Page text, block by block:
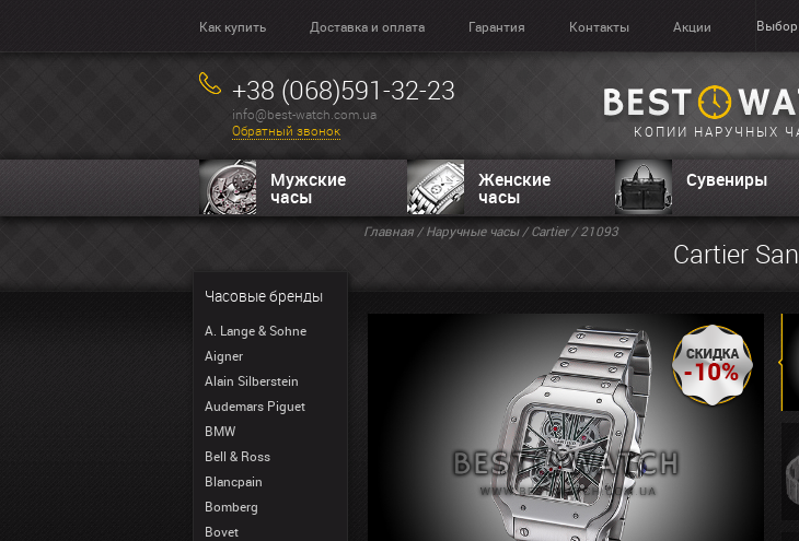
Как купить Доставка и оплата Гарантия Контакты Акции
+38 (068)591-32-23
info@best-watch.com.ua
Обратный звонок
КОПИИ НАРУЧНЫХ
Мужские
часы
Женские
часы
Сувениры
Часовые бренды
A. Lange & Sohne
Aigner
Alain Silberstein
Audemars Piguet
BMW
Bell & Ross
Blancpain
Bomberg
Bovet
Главная/Наручные часы/Cartier/ 21093
Cartier